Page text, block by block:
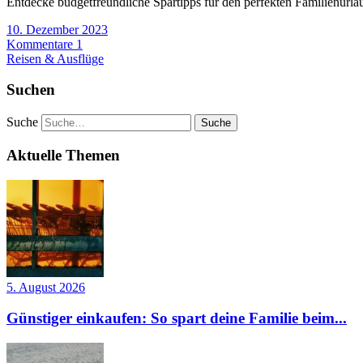
10. Dezember 2023
Kommentare 1
Reisen & Ausflüge
Suchen
Suche
Aktuelle Themen
5. August 2026
Günstiger einkaufen: So spart deine Familie beim...